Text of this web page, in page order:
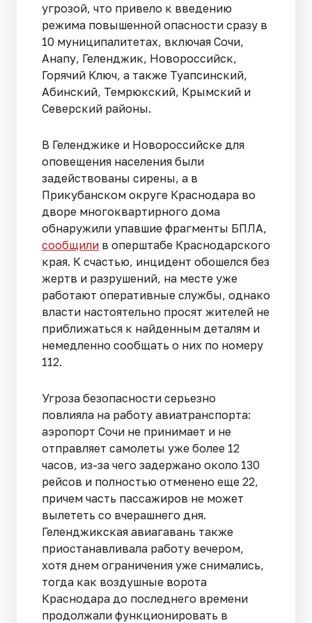
угрозой, что привело к введению
режима повышенной опасности сразу в
10 муниципалитетах, включая Сочи,
Анапу, Геленджик, Новороссийск,
Горячий Ключ, а также Туапсинский,
Абинский, Темрюкский, Крымский и
Северский районы.
В Геленджике и Новороссийске для
оповещения населения были
задействованы сирены, а в
Прикубанском округе Краснодара во
дворе многоквартирного дома
обнаружили упавшие фрагменты БПЛА,
сообщили в оперштабе Краснодарского
края. К счастью, инцидент обошелся без
жертв и разрушений, на месте уже
работают оперативные службы, однако
власти настоятельно просят жителей не
приближаться к найденным деталям и
немедленно сообщать о них по номеру
112.
Угроза безопасности серьезно
повлияла на работу авиатранспорта:
аэропорт Сочи не принимает и не
отправляет самолеты уже более 12
часов, из-за чего задержано около 130
рейсов и полностью отменено еще 22,
причем часть пассажиров не может
вылететь со вчерашнего дня.
Геленджикская авиагавань также
приостанавливала работу вечером,
хотя днем ограничения уже снимались,
тогда как воздушные ворота
Краснодара до последнего времени
продолжали функционировать в